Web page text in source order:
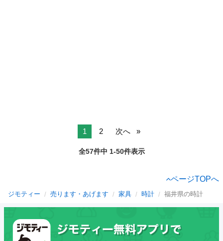
1 2 次へ
全57件中 1-50件表示
ページTOPへ
ジモティー 売ります・あげます 家具 時計 福井県の時計